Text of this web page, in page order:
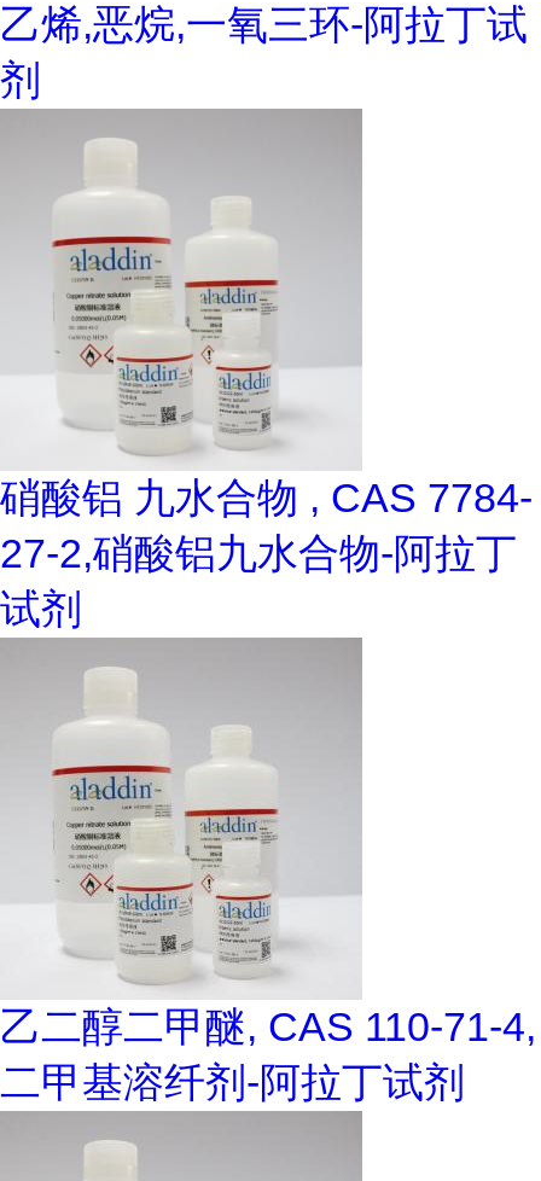
乙烯,恶烷,一氧三环-阿拉丁试
剂
硝酸铝 九水合物 , CAS 7784-
27-2,硝酸铝九水合物-阿拉丁
试剂
乙二醇二甲醚, CAS 110-71-4,
二甲基溶纤剂-阿拉丁试剂